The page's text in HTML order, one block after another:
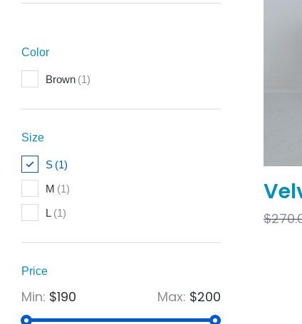
Color
Brown (1)
Size
S (1)
M (1)
L (1)
Price
Min: $190 Max: $200
$